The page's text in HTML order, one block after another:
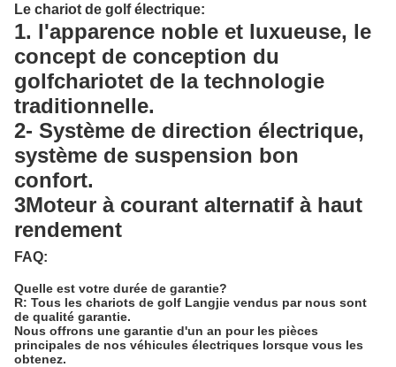
Le chariot de golf électrique:
1. l'apparence noble et luxueuse, le
concept de conception du
golfchariotet de la technologie
traditionnelle.
2- Système de direction électrique,
système de suspension bon
confort.
3Moteur à courant alternatif à haut
rendement
FAQ:
Quelle est votre durée de garantie?
R: Tous les chariots de golf Langjie vendus par nous sont
de qualité garantie.
Nous offrons une garantie d'un an pour les pièces
principales de nos véhicules électriques lorsque vous les
obtenez.